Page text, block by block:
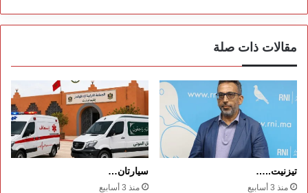
مقالات ذات صلة
تيزنيت..…
منذ 3 أسابيع
سيارتان…
منذ 3 أسابيع